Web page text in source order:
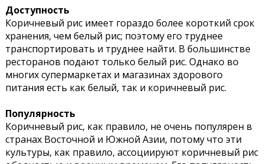
Доступность
Коричневый рис имеет гораздо более короткий срок
хранения, чем белый рис; поэтому его труднее
транспортировать и труднее найти. В большинстве
ресторанов подают только белый рис. Однако во
многих супермаркетах и магазинах здорового
питания есть как белый, так и коричневый рис.
Популярность
Коричневый рис, как правило, не очень популярен в
странах Восточной и Южной Азии, потому что эти
культуры, как правило, ассоциируют коричневый рис